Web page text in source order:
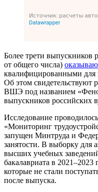
Более трети выпускников
от общего числа)
квалифицированными для
Об этом свидетельствуют
ВШЭ под названием
выпускников российских
Исследование
«Мониторинг
запущен Минтруда и
занятости. В выборку для
высших учебных
бакалавриата в 2021–2023
которые не стали
после выпуска.